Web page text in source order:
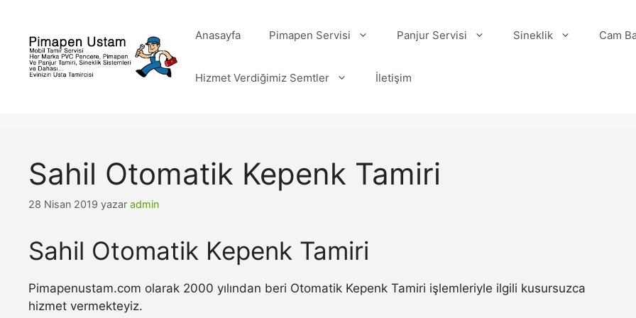
Anasayfa Pimapen Servisi Panjur Servisi Sineklik Cam
Hizmet Verdiğimiz Semtler İletişim
Sahil Otomatik Kepenk Tamiri
28 Nisan 2019 yazar admin
Sahil Otomatik Kepenk Tamiri
Pimapenustam.com olarak 2000 yılından beri Otomatik Kepenk Tamiri işlemleriyle ilgili kusursuzca
hizmet vermekteyiz.